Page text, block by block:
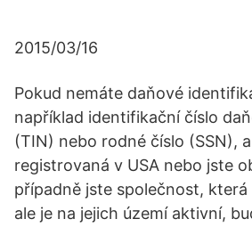
2015/03/16
Pokud nemáte daňové
například identifikační číslo
(TIN) nebo rodné číslo (SSN),
registrovaná v USA nebo jste
případně jste společnost, která
ale je na jejich území aktivní,